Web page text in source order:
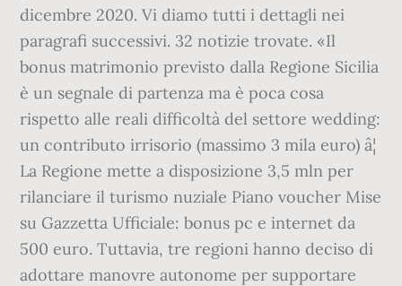
dicembre 2020. Vi diamo tutti i dettagli nei
paragrafi successivi. 32 notizie trovate. «Il
bonus matrimonio previsto dalla Regione Sicilia
è un segnale di partenza ma è poca cosa
rispetto alle reali difficoltà del settore wedding:
un contributo irrisorio (massimo 3 mila euro) â¦
La Regione mette a disposizione 3,5 mln per
rilanciare il turismo nuziale Piano voucher Mise
su Gazzetta Ufficiale: bonus pc e internet da
500 euro. Tuttavia, tre regioni hanno deciso di
adottare manovre autonome per supportare